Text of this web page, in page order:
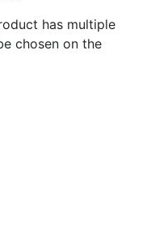
has multiple
chosen on the